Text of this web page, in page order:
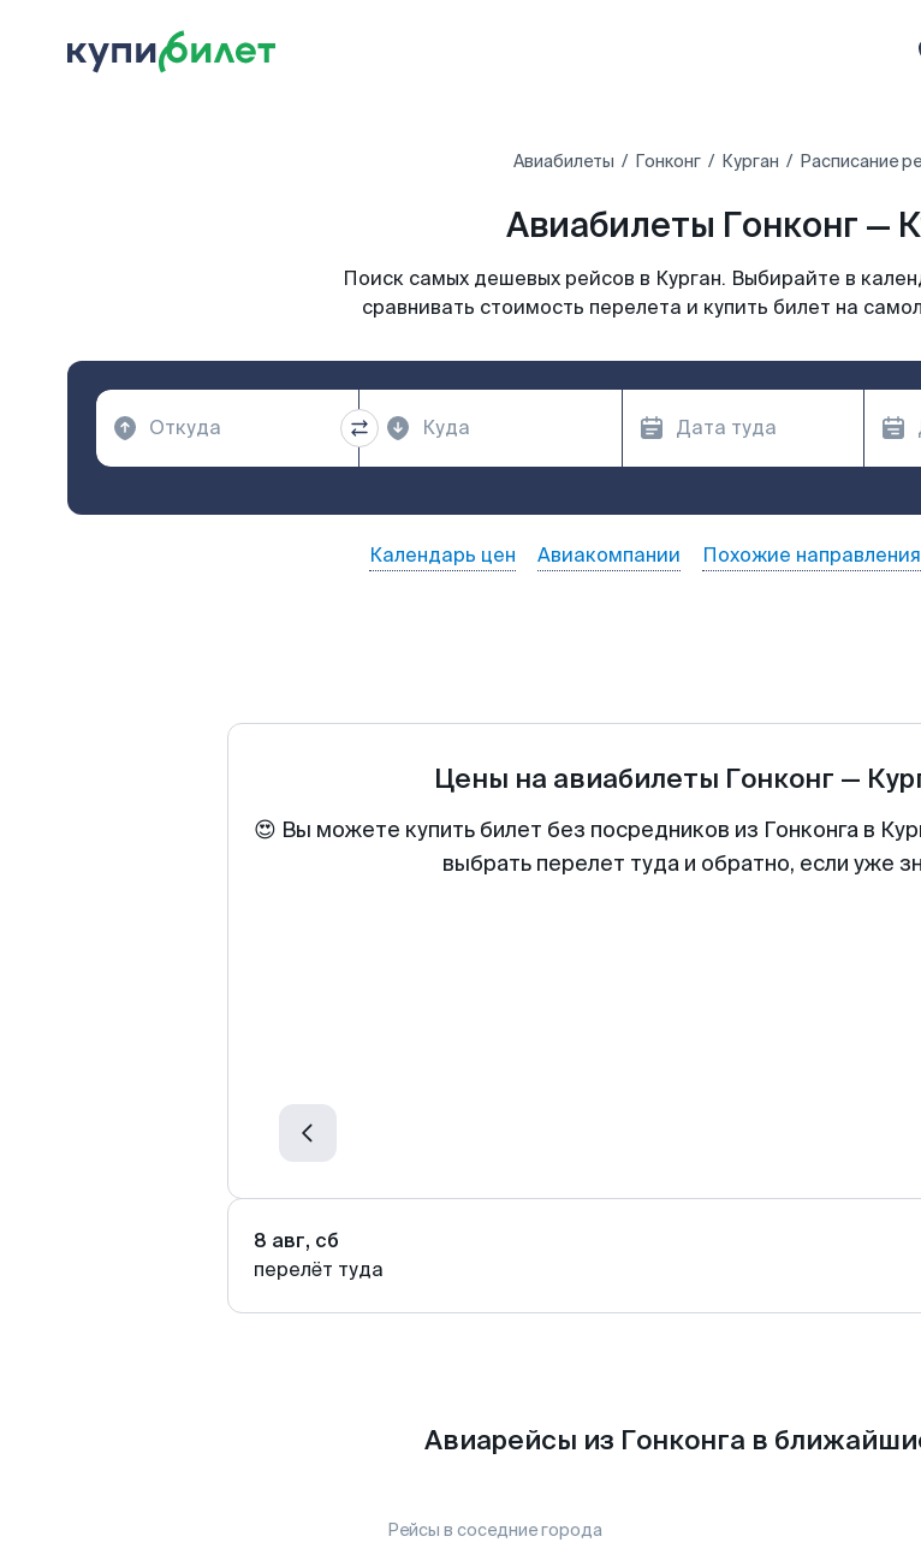
Авиабилеты Гонконг Курган Расписание
Авиабилеты Гонконг —
Поиск самых дешевых рейсов в Курган. Выбирайте в
сравнивать стоимость перелета и купить билет на
Календарь цен Авиакомпании Похожие направления
Цены на авиабилеты Гонконг —
😍 Вы можете купить билет без посредников из Гонконга в
выбрать перелет туда и обратно, если уже
8 авг, сб
перелёт туда
Авиарейсы из Гонконга в
Рейсы в соседние города